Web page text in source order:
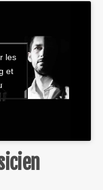
les
et